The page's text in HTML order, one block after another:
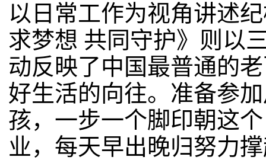
以日常工作为视角讲述
求梦想 共同守护》则以
动反映了中国最普通的
好生活的向往。准备参
孩，一步一个脚印朝这
业，每天早出晚归努力